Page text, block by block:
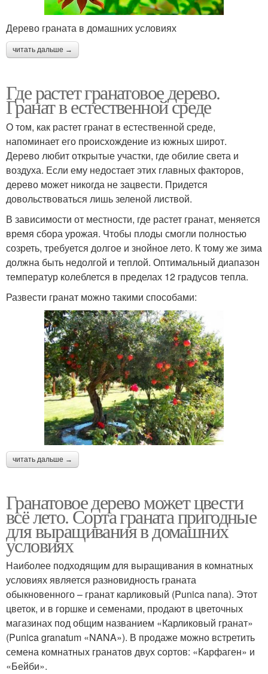
Дерево граната в домашних условиях
читать дальше →
Где растет гранатовое дерево.
Гранат в естественной среде
О том, как растет гранат в естественной среде,
напоминает его происхождение из южных широт.
Дерево любит открытые участки, где обилие света и
воздуха. Если ему недостает этих главных факторов,
дерево может никогда не зацвести. Придется
довольствоваться лишь зеленой листвой.
В зависимости от местности, где растет гранат, меняется
время сбора урожая. Чтобы плоды смогли полностью
созреть, требуется долгое и знойное лето. К тому же зима
должна быть недолгой и теплой. Оптимальный диапазон
температур колеблется в пределах 12 градусов тепла.
Развести гранат можно такими способами:
читать дальше →
Гранатовое дерево может цвести
всё лето. Сорта граната пригодные
для выращивания в домашних
условиях
Наиболее подходящим для выращивания в комнатных
условиях является разновидность граната
обыкновенного – гранат карликовый (Punica nana). Этот
цветок, и в горшке и семенами, продают в цветочных
магазинах под общим названием «Карликовый гранат»
(Punica granatum «NANA»). В продаже можно встретить
семена комнатных гранатов двух сортов: «Карфаген» и
«Бейби».